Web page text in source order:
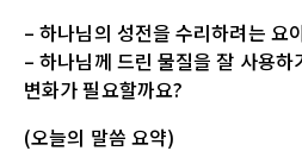
– 하나님의 성전을 수리하려는 요
– 하나님께 드린 물질을 잘 사용하
변화가 필요할까요?
(오늘의 말씀 요약)